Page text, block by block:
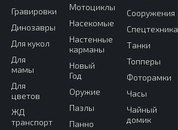
Гравировки
Динозавры
Для кукол
Для
мамы
Для
цветов
ЖД
транспорт
Мотоциклы
Насекомые
Настенные
карманы
Новый
Год
Оружие
Пазлы
Панно
Сооружения
Спецтехника
Танки
Топперы
Фоторамки
Часы
Чайный
домик